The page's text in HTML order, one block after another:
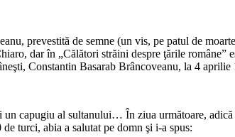
prevestită de semne (un vis, pe patul de
dar în „Călători străini despre ţările
Constantin Basarab Brâncoveanu, la 4 aprilie
capugiu al sultanului… În ziua următoare,
turci, abia a salutat pe domn şi i-a spus: